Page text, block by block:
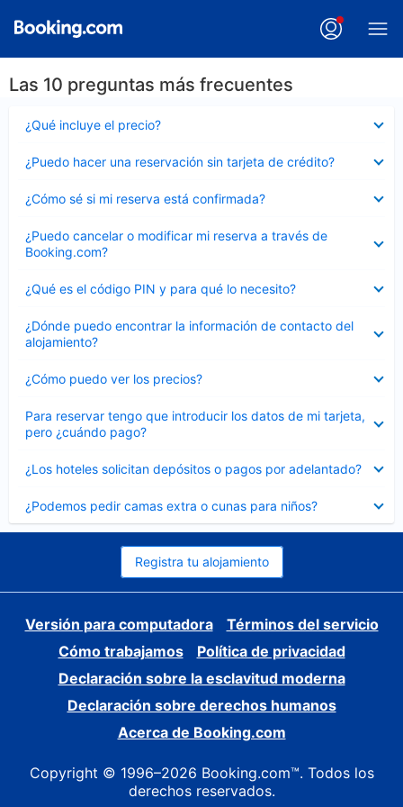
Las 10 preguntas más frecuentes
¿Qué incluye el precio?
cerrado
¿Puedo hacer una reservación sin tarjeta de crédito?
cerrado
¿Cómo sé si mi reserva está confirmada?
cerrado
¿Puedo cancelar o modificar mi reserva a través de
Booking.com?
cerrado
¿Qué es el código PIN y para qué lo necesito?
cerrado
¿Dónde puedo encontrar la información de contacto del
alojamiento?
cerrado
¿Cómo puedo ver los precios?
cerrado
Para reservar tengo que introducir los datos de mi tarjeta,
pero ¿cuándo pago?
cerrado
¿Los hoteles solicitan depósitos o pagos por adelantado?
cerrado
¿Podemos pedir camas extra o cunas para niños?
cerrado
Registra tu alojamiento
Versión para computadora
Términos del servicio
Cómo trabajamos
Política de privacidad
Declaración sobre la esclavitud moderna
Declaración sobre derechos humanos
Acerca de Booking.com
Copyright © 1996–2026 Booking.com™. Todos los
derechos reservados.